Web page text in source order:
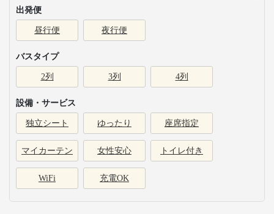
出発便
昼行便 夜行便
バスタイプ
2列 3列 4列
設備・サービス
独立シート ゆったり 座席指定
マイカーテン 女性安心 トイレ付き
WiFi 充電OK